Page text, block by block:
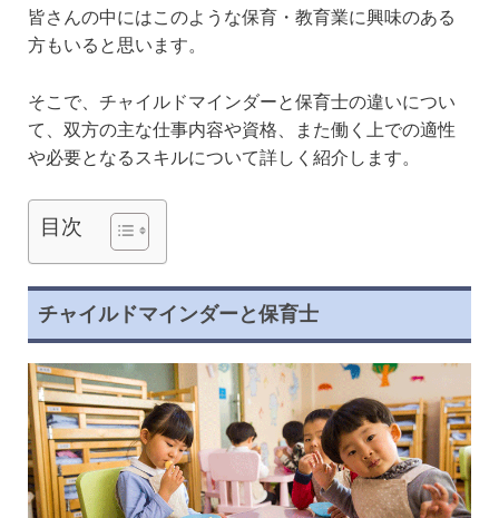
皆さんの中にはこのような保育・教育業に興味のある
方もいると思います。
そこで、チャイルドマインダーと保育士の違いについ
て、双方の主な仕事内容や資格、また働く上での適性
や必要となるスキルについて詳しく紹介します。
目次
チャイルドマインダーと保育士